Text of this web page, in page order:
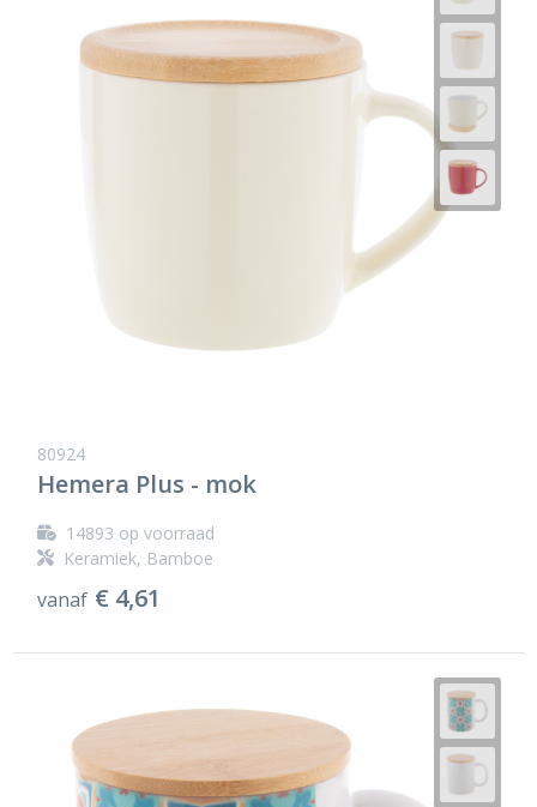
80924
Hemera Plus - mok
14893 op voorraad
Keramiek, Bamboe
vanaf € 4,61